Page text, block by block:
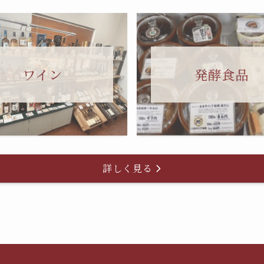
ワイン 発酵食品
詳しく見る